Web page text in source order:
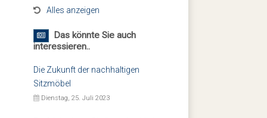
Alles anzeigen
Das könnte Sie auch
interessieren..
Die Zukunft der nachhaltigen
Sitzmöbel
Dienstag, 25. Juli 2023